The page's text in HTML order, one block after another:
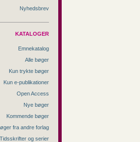
Nyhedsbrev
KATALOGER
Emnekatalog
Alle bøger
Kun trykte bøger
Kun e-publikationer
Open Access
Nye bøger
Kommende bøger
fra andre forlag
Tidsskrifter og serier